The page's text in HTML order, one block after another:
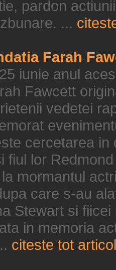
pardon
...
Farah
iunie anul
Fawcett
vedetei
cercetarea
fiul lor
mormantul
care s-au
Stewart si fiicei
in memoria
citeste tot